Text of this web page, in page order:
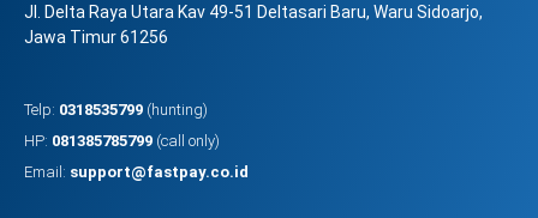
Jl. Delta Raya Utara Kav 49-51 Deltasari Baru, Waru Sidoarjo,
Jawa Timur 61256
Telp: 0318535799 (hunting)
HP: 081385785799 (call only)
Email: support@fastpay.co.id